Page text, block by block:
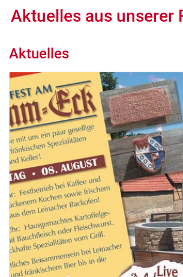
Aktuelles aus unserer
Aktuelles